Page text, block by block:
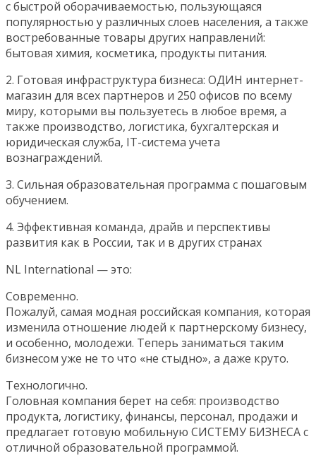
с быстрой оборачиваемостью, пользующаяся
популярностью у различных слоев населения, а также
востребованные товары других направлений:
бытовая химия, косметика, продукты питания.
2. Готовая инфраструктура бизнеса: ОДИН интернет-
магазин для всех партнеров и 250 офисов по всему
миру, которыми вы пользуетесь в любое время, а
также производство, логистика, бухгалтерская и
юридическая служба, IT-система учета
вознаграждений.
3. Сильная образовательная программа с пошаговым
обучением.
4. Эффективная команда, драйв и перспективы
развития как в России, так и в других странах
NL International — это:
Современно.
Пожалуй, самая модная российская компания, которая
изменила отношение людей к партнерскому бизнесу,
и особенно, молодежи. Теперь заниматься таким
бизнесом уже не то что «не стыдно», а даже круто.
Технологично.
Головная компания берет на себя: производство
продукта, логистику, финансы, персонал, продажи и
предлагает готовую мобильную СИСТЕМУ БИЗНЕСА с
отличной образовательной программой.